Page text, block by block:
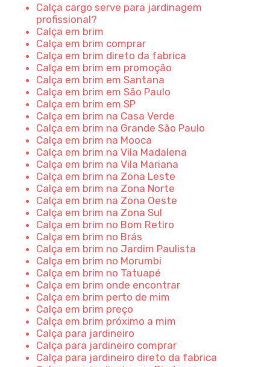
Calça cargo serve para jardinagem
profissional?
Calça em brim
Calça em brim comprar
Calça em brim direto da fabrica
Calça em brim em promoção
Calça em brim em Santana
Calça em brim em São Paulo
Calça em brim em SP
Calça em brim na Casa Verde
Calça em brim na Grande São Paulo
Calça em brim na Mooca
Calça em brim na Vila Madalena
Calça em brim na Vila Mariana
Calça em brim na Zona Leste
Calça em brim na Zona Norte
Calça em brim na Zona Oeste
Calça em brim na Zona Sul
Calça em brim no Bom Retiro
Calça em brim no Brás
Calça em brim no Jardim Paulista
Calça em brim no Morumbi
Calça em brim no Tatuapé
Calça em brim onde encontrar
Calça em brim perto de mim
Calça em brim preço
Calça em brim próximo a mim
Calça para jardineiro
Calça para jardineiro comprar
Calça para jardineiro direto da fabrica